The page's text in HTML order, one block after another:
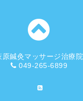
原鍼灸マッサージ治療院
049-265-6899